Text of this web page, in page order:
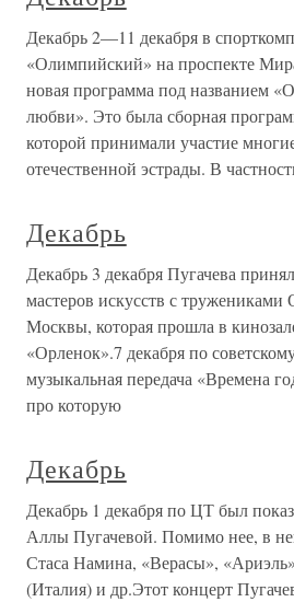
Декабрь 2—11 декабря в
«Олимпийский» на проспекте
новая программа под названием
любви». Это была сборная
которой принимали участие
отечественной эстрады. В
Декабрь
Декабрь 3 декабря Пугачева
мастеров искусств с тружениками
Москвы, которая прошла в
«Орленок».7 декабря по
музыкальная передача «Времена
про которую
Декабрь
Декабрь 1 декабря по ЦТ был
Аллы Пугачевой. Помимо нее, в
Стаса Намина, «Верасы»,
(Италия) и др.Этот концерт